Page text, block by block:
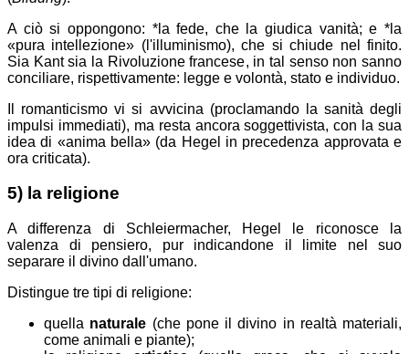
A ciò si oppongono: *la fede, che la giudica vanità; e *la
pura intellezione
(l'illuminismo), che si chiude nel finito.
Sia Kant sia la Rivoluzione francese, in tal senso non sanno
conciliare, rispettivamente: legge e volontà, stato e individuo.
Il romanticismo vi si avvicina (proclamando la sanità degli
impulsi immediati), ma resta ancora soggettivista, con la sua
idea di
anima bella
(da Hegel in precedenza approvata e
ora criticata).
5) la religione
A differenza di Schleiermacher, Hegel le riconosce la
valenza di pensiero, pur indicandone il limite nel suo
separare il divino dall'umano.
Distingue tre tipi di religione:
quella naturale (che pone il divino in realtà materiali,
come animali e piante);